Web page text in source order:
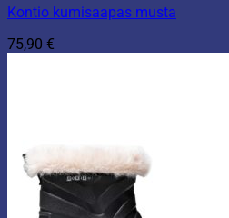
Kontio kumisaapas musta
75,90 €